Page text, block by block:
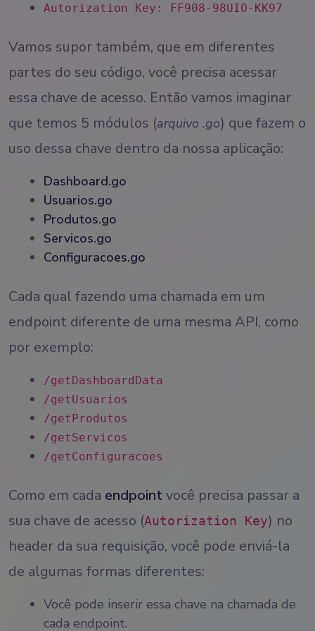
Autorization Key: FF908-98UIO-KK97
Vamos supor também, que em diferentes
partes do seu código, você precisa acessar
essa chave de acesso. Então vamos imaginar
que temos 5 módulos (arquivo .go) que fazem o
uso dessa chave dentro da nossa aplicação:
Dashboard.go
Usuarios.go
Produtos.go
Servicos.go
Configuracoes.go
Cada qual fazendo uma chamada em um
endpoint diferente de uma mesma API, como
por exemplo:
/getDashboardData
/getUsuarios
/getProdutos
/getServicos
/getConfiguracoes
Como em cada endpointvocê precisa passar a
sua chave de acesso (Autorization Key) no
header da sua requisição, você pode enviá-la
de algumas formas diferentes:
Você pode inserir essa chave na chamada de
cada endpoint.